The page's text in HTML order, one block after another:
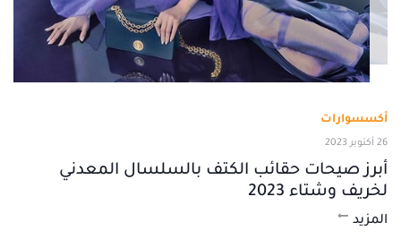
أكسسوارات
26 أكتوبر 2023
أبرز صيحات حقائب الكتف بالسلسال المعدني
لخريف وشتاء 2023
المزيد